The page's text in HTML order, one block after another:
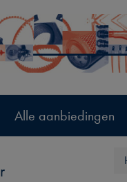
Alle aanbiedingen